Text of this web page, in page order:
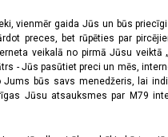
vienmēr gaida Jūs un būs
preces, bet rūpēties par
veikalā no pirmā Jūsu
- Jūs pasūtiet preci un mēs,
būs savs menedžeris, lai
Jūsu atsauksmes par M79